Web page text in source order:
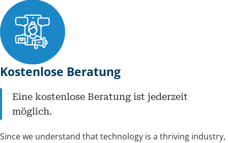
Kostenlose Beratung
Eine kostenlose Beratung ist jederzeit
möglich.
Since we understand that technology is a thriving industry,